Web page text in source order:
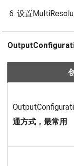
设置
通方式，最常用